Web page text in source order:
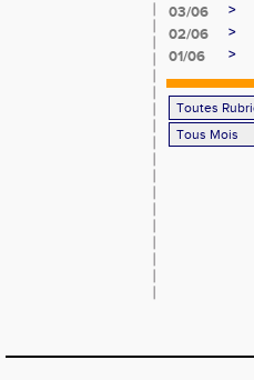
03/06
>
02/06
>
01/06
>